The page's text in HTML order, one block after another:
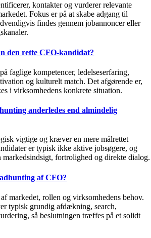
kontakter og vurderer relevante
Fokus er på at skabe adgang til
findes gennem jobannoncer eller
den rette CFO-kandidat?
faglige kompetencer, ledelseserfaring,
og kulturelt match. Det afgørende er,
i virksomhedens konkrete situation.
anderledes end almindelig
vigtige og kræver en mere målrettet
er typisk ikke aktive jobsøgere, og
fortrolighed og direkte dialog.
af CFO?
markedet, rollen og virksomhedens behov.
typisk grundig afdækning, search,
så beslutningen træffes på et solidt